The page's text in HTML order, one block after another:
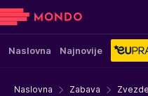
Naslovna Najnovije
Naslovna Zabava